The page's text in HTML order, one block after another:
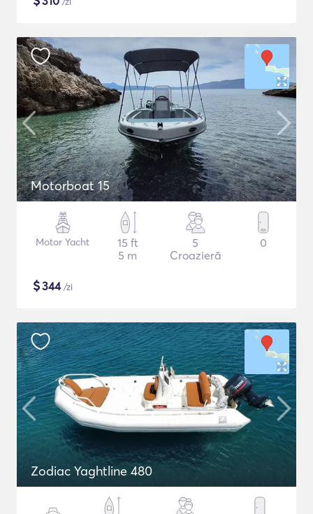
Motorboat 15
Motor Yacht
15 ft
5 m
5
Croazieră
0
$344/zi
Zodiac Yaghtline 480